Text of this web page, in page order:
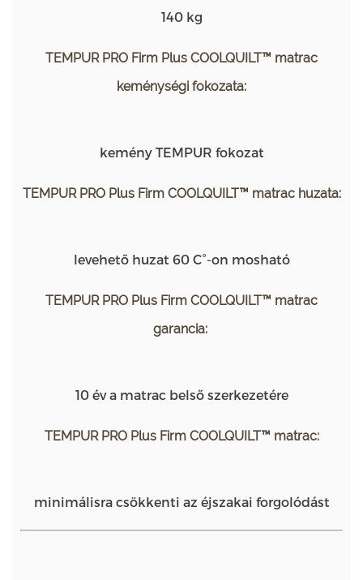
140 kg
TEMPUR PRO Firm Plus COOLQUILT™ matrac
keménységi fokozata:
kemény TEMPUR fokozat
TEMPUR PRO Plus Firm COOLQUILT™ matrac huzata:
levehető huzat 60 C°-on mosható
TEMPUR PRO Plus Firm COOLQUILT™ matrac
garancia:
10 év a matrac belső szerkezetére
TEMPUR PRO Plus Firm COOLQUILT™ matrac:
minimálisra csökkenti az éjszakai forgolódást